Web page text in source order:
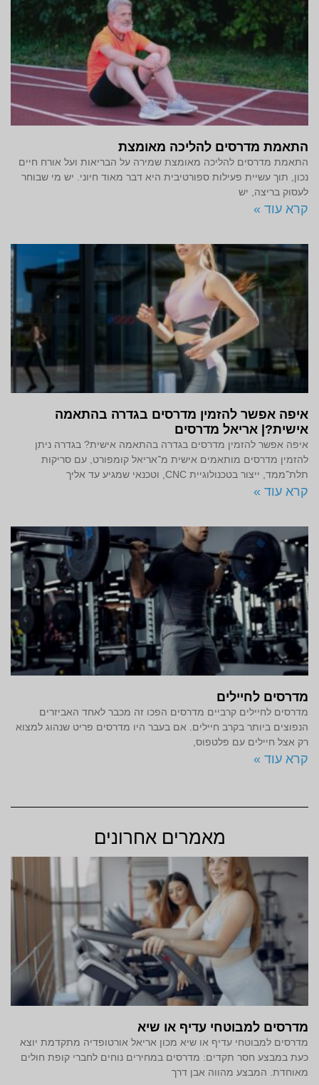
התאמת מדרסים להליכה מאומצת
התאמת מדרסים להליכה מאומצת שמירה על הבריאות ועל אורח חיים
נכון, תוך עשיית פעילות ספורטיבית היא דבר מאוד חיוני. יש מי שבוחר
לעסוק בריצה, יש
קרא עוד »
איפה אפשר להזמין מדרסים בגדרה בהתאמה
אישית?| אריאל מדרסים
איפה אפשר להזמין מדרסים בגדרה בהתאמה אישית? בגדרה ניתן
להזמין מדרסים מותאמים אישית מ־אריאל קומפורט, עם סריקות
תלת־ממד, ייצור בטכנולוגיית CNC, וטכנאי שמגיע עד אליך
קרא עוד »
מדרסים לחיילים
מדרסים לחיילים קרביים מדרסים הפכו זה מכבר לאחד האביזרים
הנפוצים ביותר בקרב חיילים. אם בעבר היו מדרסים פריט שנהוג למצוא
רק אצל חיילים עם פלטפוס,
קרא עוד »
מאמרים אחרונים
מדרסים למבוטחי עדיף או שיא
מדרסים למבוטחי עדיף או שיא מכון אריאל אורטופדיה מתקדמת יוצא
כעת במבצע חסר תקדים: מדרסים במחירים נוחים לחברי קופת חולים
מאוחדת. המבצע מהווה אבן דרך